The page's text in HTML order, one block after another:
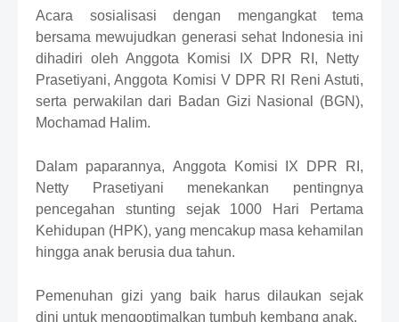
Acara sosialisasi dengan mengangkat tema
bersama mewujudkan generasi sehat Indonesia ini
dihadiri oleh Anggota Komisi IX DPR RI , Netty
Prasetiyani, Anggota Komisi V DPR RI Reni Astuti,
serta perwakilan dari Badan Gizi Nasional (BGN),
Mochamad Halim.
Dalam paparannya, Anggota Komisi IX DPR RI,
Netty Prasetiyani menekankan pentingnya
pencegahan stunting sejak 1000 Hari Pertama
Kehidupan (HPK), yang mencakup masa kehamilan
hingga anak berusia dua tahun.
Pemenuhan gizi yang baik harus dilaukan sejak
dini untuk mengoptimalkan tumbuh kembang anak.